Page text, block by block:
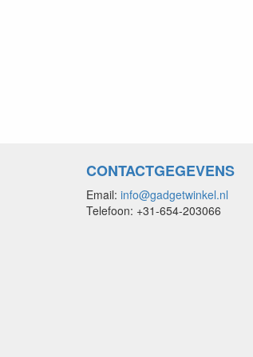
CONTACTGEGEVENS
Email: info@gadgetwinkel.nl
Telefoon: +31-654-203066